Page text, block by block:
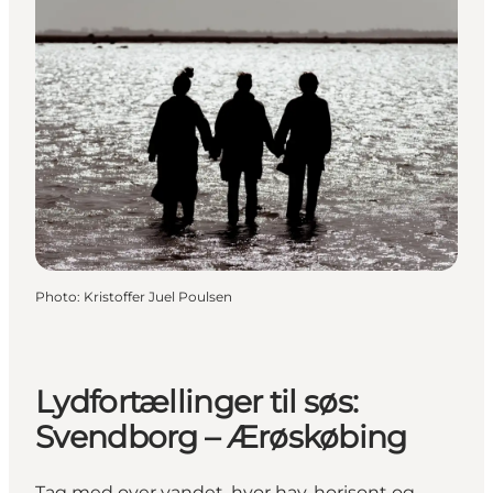
Photo: Kristoffer Juel Poulsen
Lydfortællinger til søs:
Svendborg – Ærøskøbing